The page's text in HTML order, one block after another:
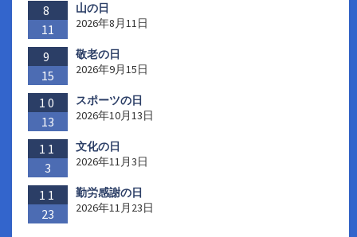
8
11
山の日
2026年8月11日
9
15
敬老の日
2026年9月15日
10
13
スポーツの日
2026年10月13日
11
3
文化の日
2026年11月3日
11
23
勤労感謝の日
2026年11月23日